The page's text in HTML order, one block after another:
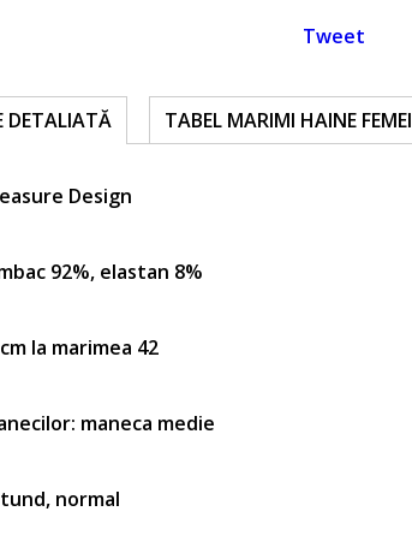
Tweet
DETALIATĂ TABEL MARIMI HAINE FEMEI
Design
92%, elastan 8%
la marimea 42
maneca medie
normal